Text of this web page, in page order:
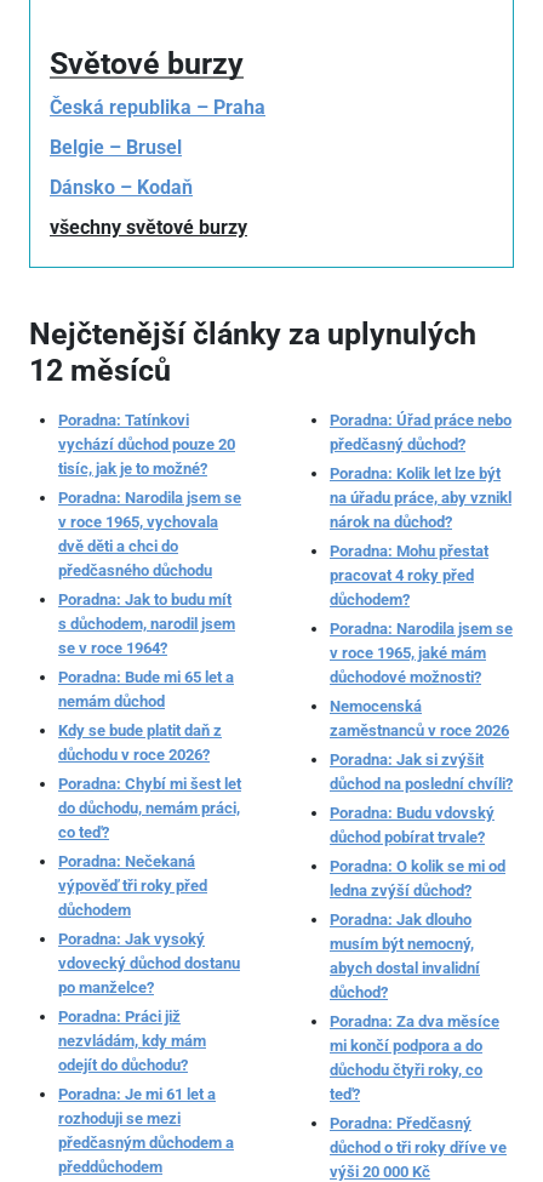
Světové burzy
Česká republika – Praha
Belgie – Brusel
Dánsko – Kodaň
všechny světové burzy
Nejčtenější články za uplynulých
12 měsíců
Poradna: Tatínkovi
vychází důchod pouze 20
tisíc, jak je to možné?
Poradna: Narodila jsem se
v roce 1965, vychovala
dvě děti a chci do
předčasného důchodu
Poradna: Jak to budu mít
s důchodem, narodil jsem
se v roce 1964?
Poradna: Bude mi 65 let a
nemám důchod
Kdy se bude platit daň z
důchodu v roce 2026?
Poradna: Chybí mi šest let
do důchodu, nemám práci,
co teď?
Poradna: Nečekaná
výpověď tři roky před
důchodem
Poradna: Jak vysoký
vdovecký důchod dostanu
po manželce?
Poradna: Práci již
nezvládám, kdy mám
odejít do důchodu?
Poradna: Je mi 61 let a
rozhoduji se mezi
předčasným důchodem a
předdůchodem
Poradna: Úřad práce nebo
předčasný důchod?
Poradna: Kolik let lze být
na úřadu práce, aby vznikl
nárok na důchod?
Poradna: Mohu přestat
pracovat 4 roky před
důchodem?
Poradna: Narodila jsem se
v roce 1965, jaké mám
důchodové možnosti?
Nemocenská
zaměstnanců v roce 2026
Poradna: Jak si zvýšit
důchod na poslední chvíli?
Poradna: Budu vdovský
důchod pobírat trvale?
Poradna: O kolik se mi od
ledna zvýší důchod?
Poradna: Jak dlouho
musím být nemocný,
abych dostal invalidní
důchod?
Poradna: Za dva měsíce
mi končí podpora a do
důchodu čtyři roky, co
teď?
Poradna: Předčasný
důchod o tři roky dříve ve
výši 20 000 Kč